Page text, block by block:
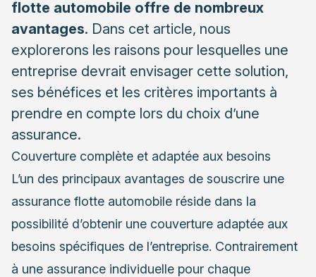
flotte automobile offre de nombreux
avantages. Dans cet article, nous
explorerons les raisons pour lesquelles une
entreprise devrait envisager cette solution,
ses bénéfices et les critères importants à
prendre en compte lors du choix d’une
assurance.
Couverture complète et adaptée aux besoins
L’un des principaux avantages de souscrire une
assurance flotte automobile réside dans la
possibilité d’obtenir une couverture adaptée aux
besoins spécifiques de l’entreprise. Contrairement
à une assurance individuelle pour chaque